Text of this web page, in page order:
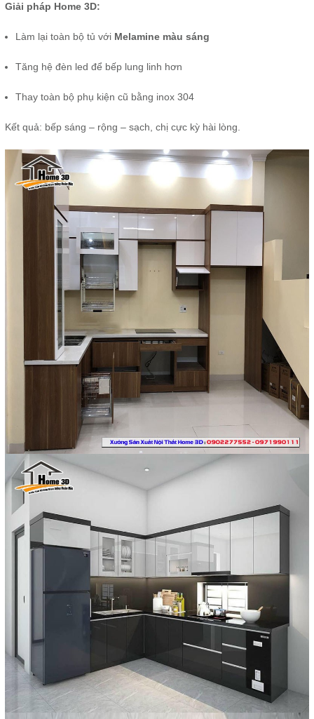
Giải pháp Home 3D:
Làm lại toàn bộ tủ với Melamine màu sáng
Tăng hệ đèn led để bếp lung linh hơn
Thay toàn bộ phụ kiện cũ bằng inox 304
Kết quả: bếp sáng – rộng – sạch, chị cực kỳ hài lòng.